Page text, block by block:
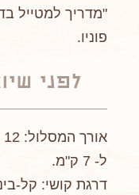
"מדריך למטייל
פוניו.
לפני
ל- 7 ק"מ.
דרגת קושי: קל-